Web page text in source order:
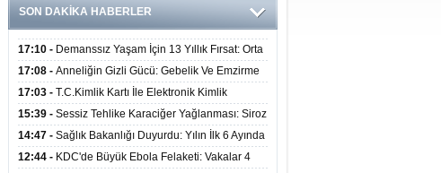
SON DAKİKA HABERLER
17:10 - Demanssız Yaşam İçin 13 Yıllık Fırsat: Orta
Yaştaki Yaşam Tarzı Beyin Sağlığını Belirliyor
17:08 - Anneliğin Gizli Gücü: Gebelik Ve Emzirme
Biyolojik Dayanıklılığı Artırabilir Mi?
17:03 - T.C.Kimlik Kartı İle Elektronik Kimlik
Doğrulama Yöntemi (Biyometrik Kimlik Doğrulama
Sistemi) 07.08.2026
15:39 - Sessiz Tehlike Karaciğer Yağlanması: Siroz
Ve Kalp Krizine Davetiye Çıkarıyor!
14:47 - Sağlık Bakanlığı Duyurdu: Yılın İlk 6 Ayında
10 Binden Fazla Hasta Hiperbarik Oksijen Tedavisi
12:44 - KDC'de Büyük Ebola Felaketi: Vakalar 4